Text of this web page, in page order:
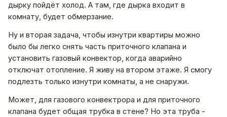
дырку пойдёт холод. А там, где дырка входит в
комнату, будет обмерзание.
Ну и вторая задача, чтобы изнутри квартиры можно
было бы легко снять часть приточного клапана и
установить газовый конвектор, когда аварийно
отключат отопление. Я живу на втором этаже. Я смогу
подлезть только изнутри комнаты, а не снаружи.
Может, для газового конвектрора и для приточного
клапана будет общая трубка в стене? Но эта труба -